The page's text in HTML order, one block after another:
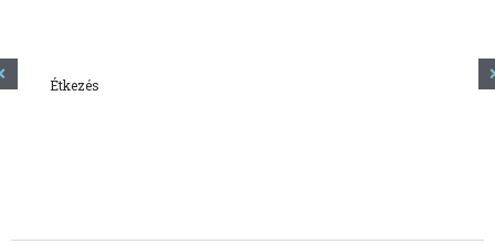
Étkezés